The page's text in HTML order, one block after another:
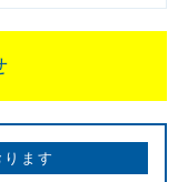
ます